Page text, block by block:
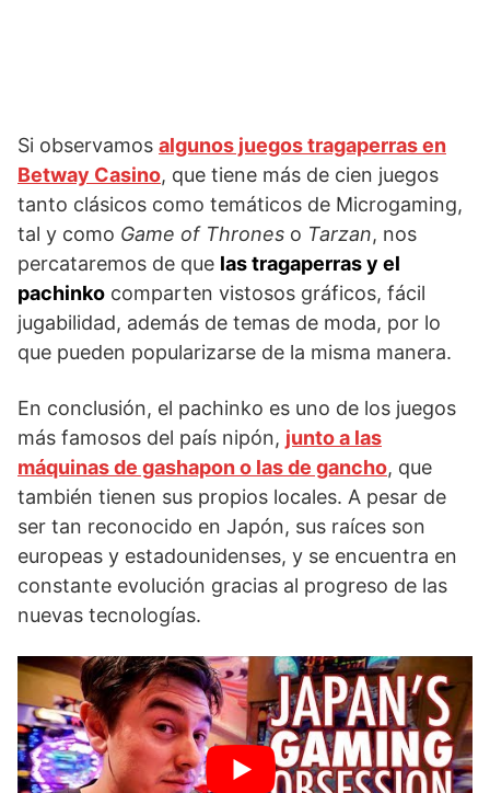
Si observamos algunos juegos tragaperras en
Betway Casino, que tiene más de cien juegos
tanto clásicos como temáticos de Microgaming,
tal y como Game of Thrones o Tarzan, nos
percataremos de que las tragaperras y el
pachinko comparten vistosos gráficos, fácil
jugabilidad, además de temas de moda, por lo
que pueden popularizarse de la misma manera.
En conclusión, el pachinko es uno de los juegos
más famosos del país nipón, junto a las
máquinas de gashapon o las de gancho, que
también tienen sus propios locales. A pesar de
ser tan reconocido en Japón, sus raíces son
europeas y estadounidenses, y se encuentra en
constante evolución gracias al progreso de las
nuevas tecnologías.